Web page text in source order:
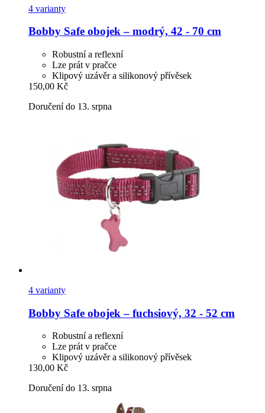
4 varianty
Bobby Safe obojek – modrý, 42 -​ 70 cm
Robustní a reflexní
Lze prát v pračce
Klipový uzávěr a silikonový přívěsek
150,00 Kč
Doručení do 13. srpna
4 varianty
Bobby Safe obojek – fuchsiový, 32 -​ 52 cm
Robustní a reflexní
Lze prát v pračce
Klipový uzávěr a silikonový přívěsek
130,00 Kč
Doručení do 13. srpna